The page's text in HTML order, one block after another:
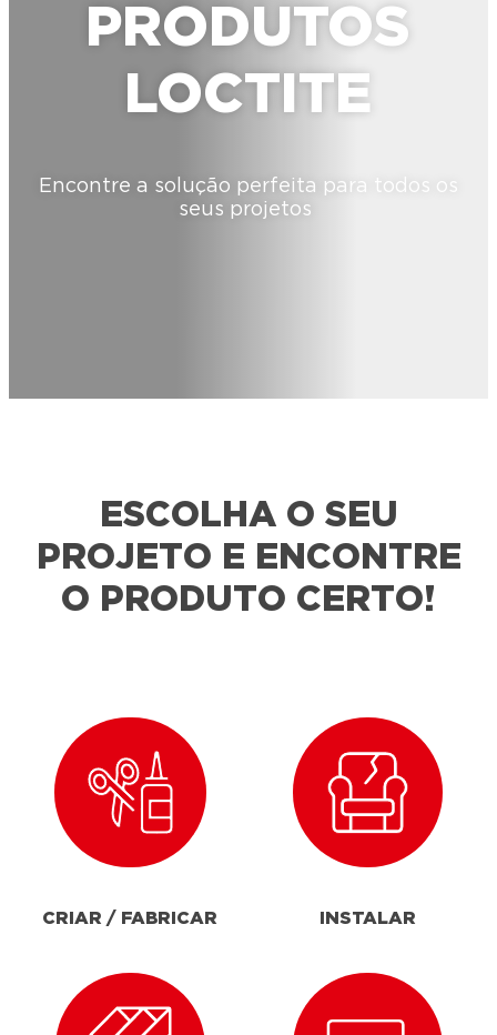
PRODUTOS
LOCTITE
Encontre a solução perfeita para todos os
seus projetos
ESCOLHA O SEU
PROJETO E ENCONTRE
O PRODUTO CERTO!
CRIAR / FABRICAR INSTALAR